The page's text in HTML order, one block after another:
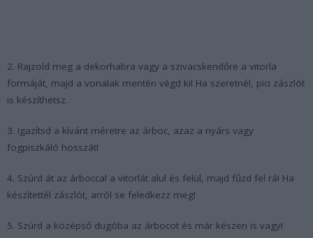
2. Rajzold meg a dekorhabra vagy a szivacskendőre a vitorla
formáját, majd a vonalak mentén végd ki! Ha szeretnél, pici zászlót
is készíthetsz.
3. Igazítsd a kívánt méretre az árboc, azaz a nyárs vagy
fogpiszkáló hosszát!
4. Szúrd át az árboccal a vitorlát alul és felül, majd fűzd fel rá! Ha
készítettél zászlót, arról se feledkezz meg!
5. Szúrd a középső dugóba az árbocot és már készen is vagy!